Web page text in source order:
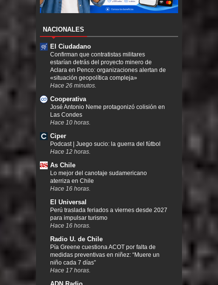
NACIONALES
El Ciudadano
Confirman que contratistas militares
estarían detrás del proyecto minero de
Aclara en Penco: organizaciones alertan de
«situación geopolítica compleja»
Hace 26 minutos.
Cooperativa
José Antonio Neme protagonizó colisión en
Las Condes
Hace 10 horas.
Ciper
Podcast | Juego sucio: la guerra del fútbol
Hace 12 horas.
As Chile
Lo mejor del canotaje sudamericano
aterriza en Chile
Hace 16 horas.
El Universal
Perú traslada feriados a viernes desde 2027
para impulsar turismo
Hace 16 horas.
Radio U. de Chile
Pía Greene cuestiona ACOT por falta de
medidas preventivas en niñez: “Muere un
niño cada 7 días”
Hace 17 horas.